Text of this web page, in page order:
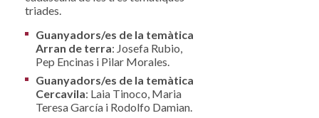
triades.
Guanyadors/es de la temàtica
Arran de terra: Josefa Rubio,
Pep Encinas i Pilar Morales.
Guanyadors/es de la temàtica
Cercavila: Laia Tinoco, Maria
Teresa García i Rodolfo Damian.